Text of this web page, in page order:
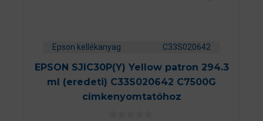
Epson kellékanyag C33S020642
EPSON SJIC30P(Y) Yellow patron 294.3
ml (eredeti) C33S020642 C7500G
címkenyomtatóhoz